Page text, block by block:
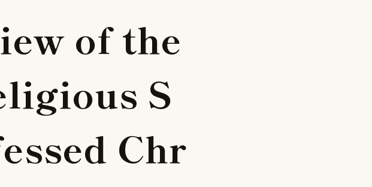
iew ofthe
ligious S
essed Chr